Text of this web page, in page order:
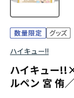
ハイキュー!!
ハイキュー
ルペン 宮 侑